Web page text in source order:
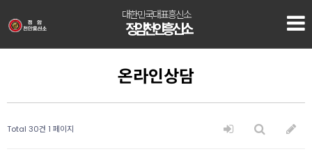
대한민국대표흥신소
정암 천안흥신소
온라인상담
Total 30건 1 페이지